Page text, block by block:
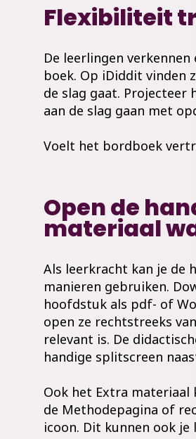
Flexibiliteit
De leerlingen
boek. Op iDiddit vinden
de slag gaat.
aan de slag gaan met
Voelt het bordboek
Open de
materiaal
Als leerkracht kan je de
manieren gebruiken.
hoofdstuk als pdf- of
open ze rechtstreeks
relevant is. De
handige splitscreen
Ook het Extra materiaal
de Methodepagina of
icoon. Dit kunnen ook je